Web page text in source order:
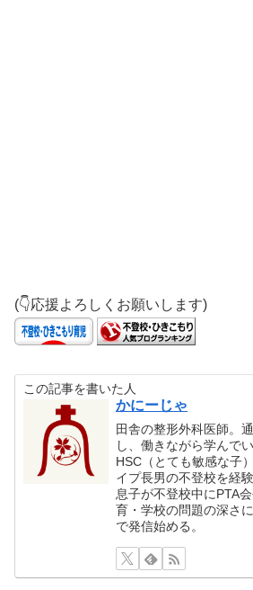
(👇応援よろしくお願いします)
この記事を書いた人
かにーじゃ
田舎の整形外科医師。
し、働きながら学んでい
HSC（とても敏感な子
イプ長男の不登校を経験
息子が不登校中にPTA
育・学校の問題の深さ
で発信始める。